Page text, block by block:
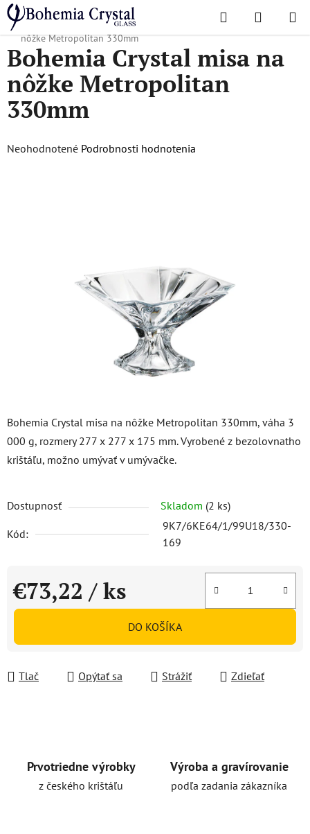
Prejsť
na
obsah
Hľadať
KOŠÍK
Domov
/ Obľúbené kolekcie / Metropolitan
Bohemia Crystal misa na
nôžke Metropolitan 330mm
Bohemia Crystal misa na nôžke Metropolitan 330mm, váha 3
000 g, rozmery 277 x 277 x 175 mm. Vyrobené z bezolovnatho
krištáľu, možno umývať v umývačke.
Dostupnosť Skladom (2 ks)
Kód:
9K7/6KE64/1/99U18/330-
169
€73,22 / ks
Jednotková cena:
DO KOŠÍKA
Tlač Opýtať sa Strážiť Zdieľať
Bohemia Crystal misa na
nôžke Metropolitan
330mm
Priemerné
Neohodnotené Podrobnosti hodnotenia
Prvotriedne výrobky
z českého krištáľu
Výroba a gravírovanie
podľa zadania zákazníka